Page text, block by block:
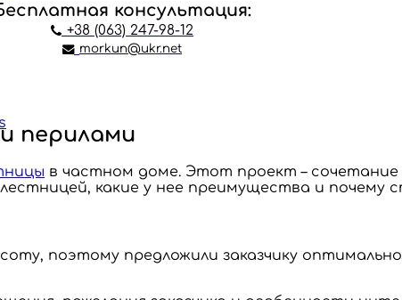
консультация:
+38 (063) 247-98-12
morkun@ukr.net
перилами
в частном доме. Этот проект –
какие у нее преимущества и почему
поэтому предложили заказчику